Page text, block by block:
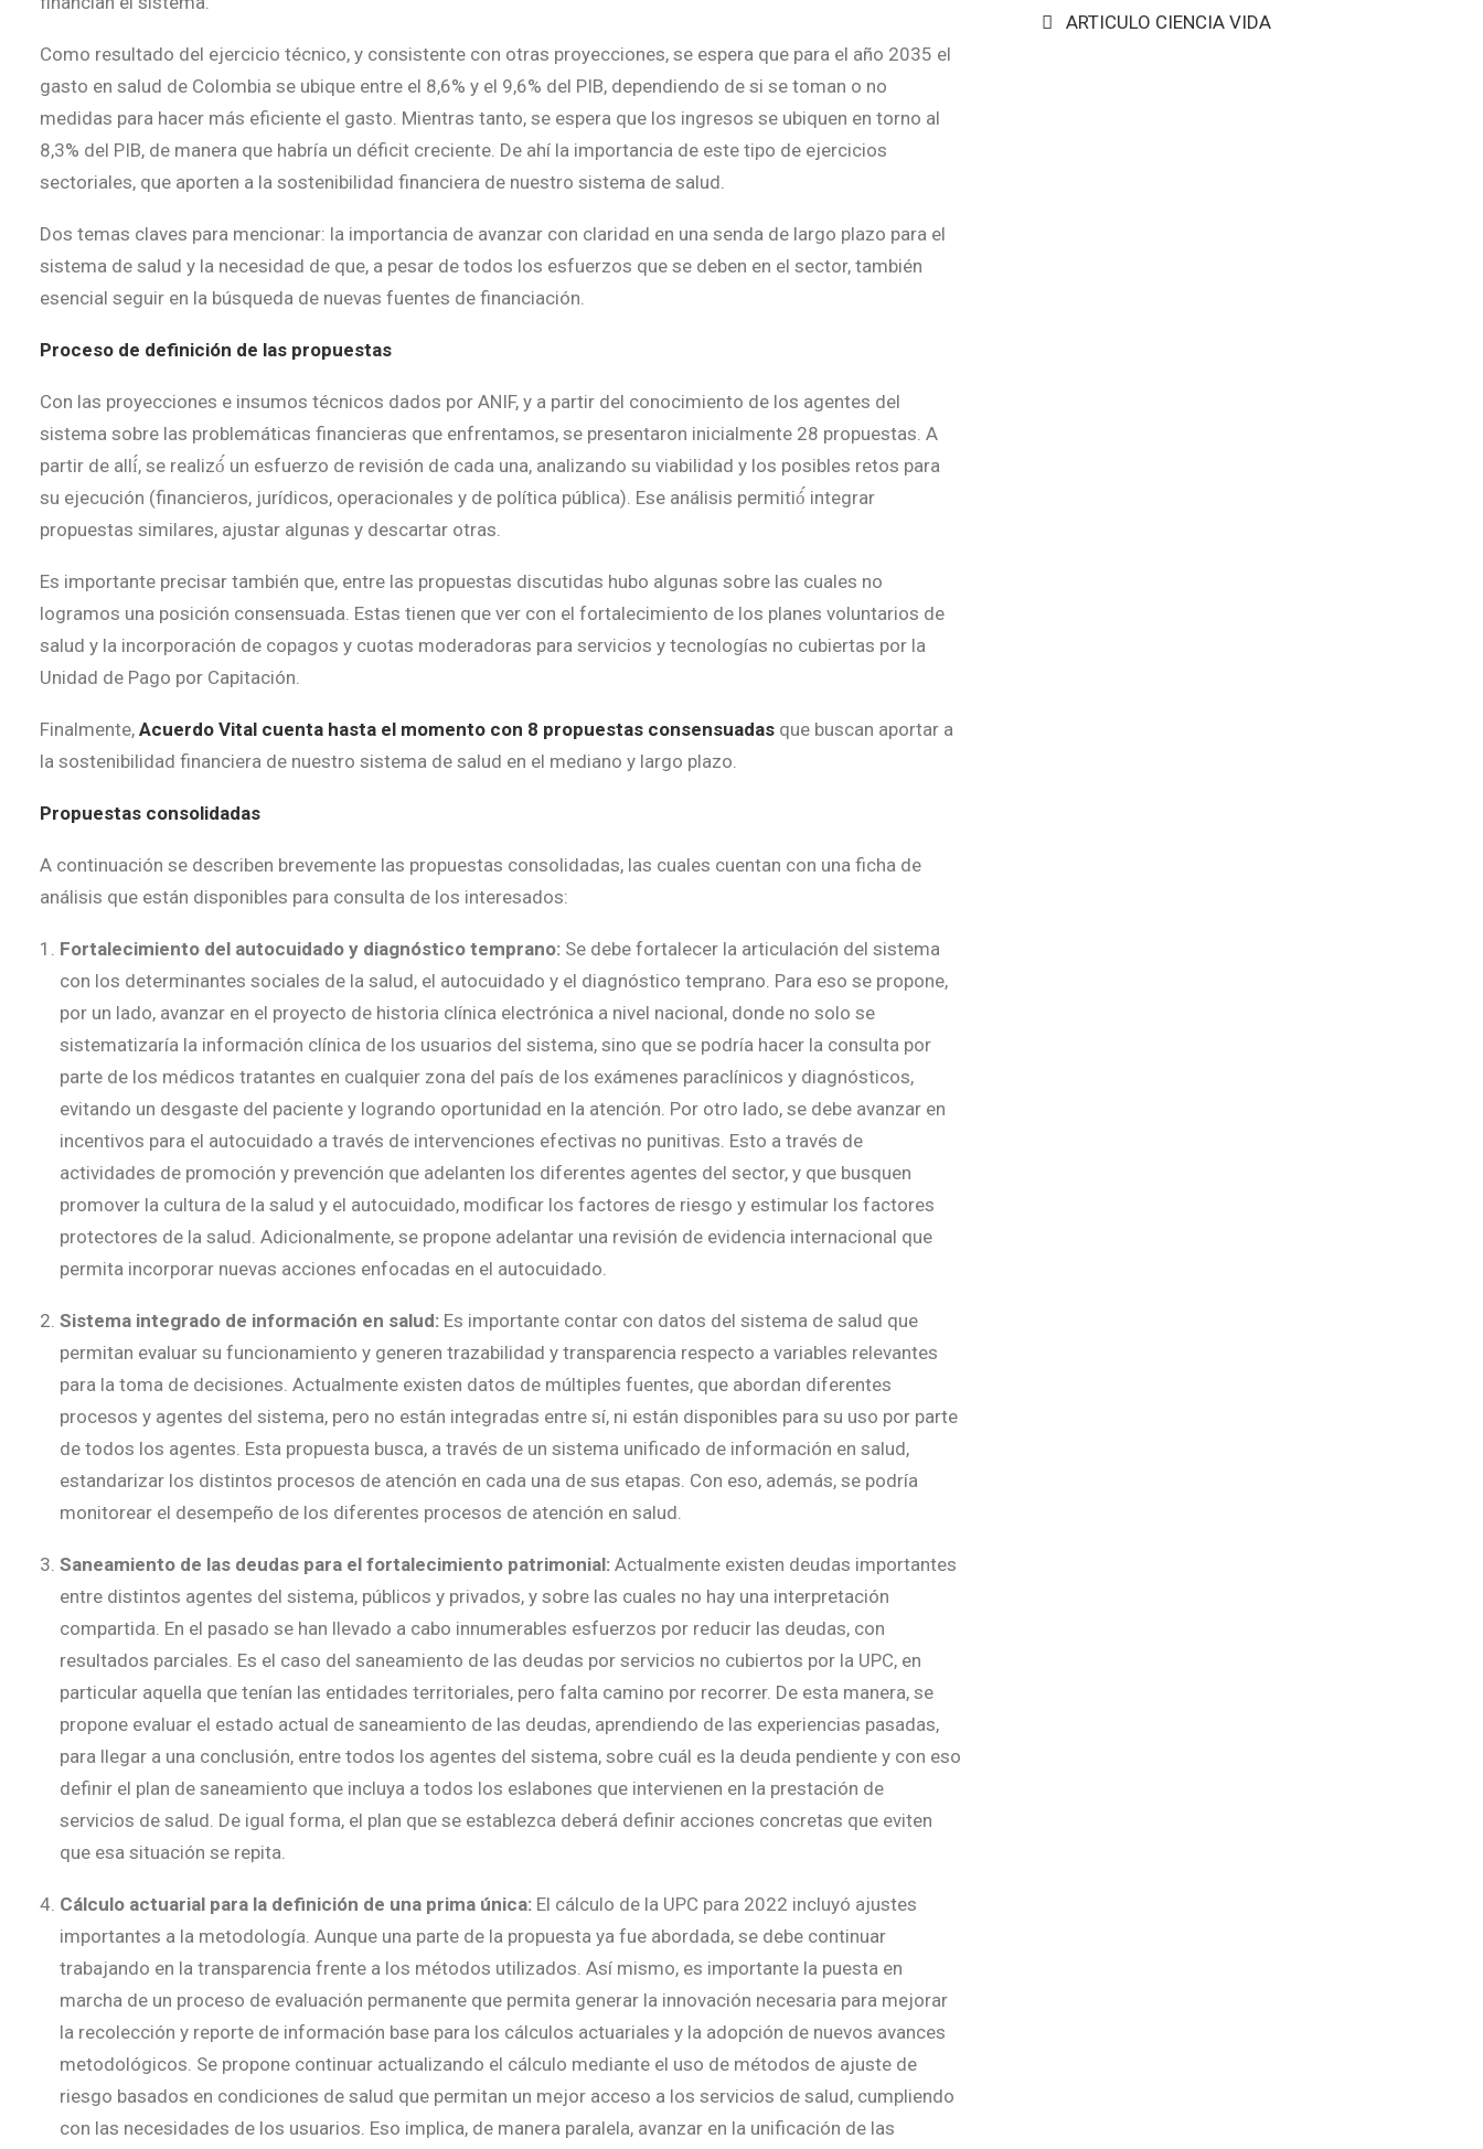
Como resultado del ejercicio técnico, y consistente con otras proyecciones, se espera que para el año 2035 el
gasto en salud de Colombia se ubique entre el 8,6% y el 9,6% del PIB, dependiendo de si se toman o no
medidas para hacer más eficiente el gasto. Mientras tanto, se espera que los ingresos se ubiquen en torno al
8,3% del PIB, de manera que habría un déficit creciente. De ahí la importancia de este tipo de ejercicios
sectoriales, que aporten a la sostenibilidad financiera de nuestro sistema de salud.
Dos temas claves para mencionar: la importancia de avanzar con claridad en una senda de largo plazo para el
sistema de salud y la necesidad de que, a pesar de todos los esfuerzos que se deben en el sector, también
esencial seguir en la búsqueda de nuevas fuentes de financiación.
Proceso de definición de las propuestas
Con las proyecciones e insumos técnicos dados por ANIF, y a partir del conocimiento de los agentes del
sistema sobre las problemáticas financieras que enfrentamos, se presentaron inicialmente 28 propuestas. A
partir de allí́, se realizó́ un esfuerzo de revisión de cada una, analizando su viabilidad y los posibles retos para
su ejecución (financieros, jurídicos, operacionales y de política pública). Ese análisis permitió́ integrar
propuestas similares, ajustar algunas y descartar otras.
Es importante precisar también que, entre las propuestas discutidas hubo algunas sobre las cuales no
logramos una posición consensuada. Estas tienen que ver con el fortalecimiento de los planes voluntarios de
salud y la incorporación de copagos y cuotas moderadoras para servicios y tecnologías no cubiertas por la
Unidad de Pago por Capitación.
Finalmente, Acuerdo Vital cuenta hasta el momento con 8 propuestas consensuadas que buscan aportar a
la sostenibilidad financiera de nuestro sistema de salud en el mediano y largo plazo.
Propuestas consolidadas
A continuación se describen brevemente las propuestas consolidadas, las cuales cuentan con una ficha de
análisis que están disponibles para consulta de los interesados:
Fortalecimiento del autocuidado y diagnóstico temprano: Se debe fortalecer la articulación del sistema
con los determinantes sociales de la salud, el autocuidado y el diagnóstico temprano. Para eso se propone,
por un lado, avanzar en el proyecto de historia clínica electrónica a nivel nacional, donde no solo se
sistematizaría la información clínica de los usuarios del sistema, sino que se podría hacer la consulta por
parte de los médicos tratantes en cualquier zona del país de los exámenes paraclínicos y diagnósticos,
evitando un desgaste del paciente y logrando oportunidad en la atención. Por otro lado, se debe avanzar en
incentivos para el autocuidado a través de intervenciones efectivas no punitivas. Esto a través de
actividades de promoción y prevención que adelanten los diferentes agentes del sector, y que busquen
promover la cultura de la salud y el autocuidado, modificar los factores de riesgo y estimular los factores
protectores de la salud. Adicionalmente, se propone adelantar una revisión de evidencia internacional que
permita incorporar nuevas acciones enfocadas en el autocuidado.
Sistema integrado de información en salud: Es importante contar con datos del sistema de salud que
permitan evaluar su funcionamiento y generen trazabilidad y transparencia respecto a variables relevantes
para la toma de decisiones. Actualmente existen datos de múltiples fuentes, que abordan diferentes
procesos y agentes del sistema, pero no están integradas entre sí, ni están disponibles para su uso por parte
de todos los agentes. Esta propuesta busca, a través de un sistema unificado de información en salud,
estandarizar los distintos procesos de atención en cada una de sus etapas. Con eso, además, se podría
monitorear el desempeño de los diferentes procesos de atención en salud.
Saneamiento de las deudas para el fortalecimiento patrimonial: Actualmente existen deudas importantes
entre distintos agentes del sistema, públicos y privados, y sobre las cuales no hay una interpretación
compartida. En el pasado se han llevado a cabo innumerables esfuerzos por reducir las deudas, con
resultados parciales. Es el caso del saneamiento de las deudas por servicios no cubiertos por la UPC, en
particular aquella que tenían las entidades territoriales, pero falta camino por recorrer. De esta manera, se
propone evaluar el estado actual de saneamiento de las deudas, aprendiendo de las experiencias pasadas,
para llegar a una conclusión, entre todos los agentes del sistema, sobre cuál es la deuda pendiente y con eso
definir el plan de saneamiento que incluya a todos los eslabones que intervienen en la prestación de
servicios de salud. De igual forma, el plan que se establezca deberá definir acciones concretas que eviten
que esa situación se repita.
Cálculo actuarial para la definición de una prima única: El cálculo de la UPC para 2022 incluyó ajustes
importantes a la metodología. Aunque una parte de la propuesta ya fue abordada, se debe continuar
trabajando en la transparencia frente a los métodos utilizados. Así mismo, es importante la puesta en
marcha de un proceso de evaluación permanente que permita generar la innovación necesaria para mejorar
la recolección y reporte de información base para los cálculos actuariales y la adopción de nuevos avances
metodológicos. Se propone continuar actualizando el cálculo mediante el uso de métodos de ajuste de
riesgo basados en condiciones de salud que permitan un mejor acceso a los servicios de salud, cumpliendo
con las necesidades de los usuarios. Eso implica, de manera paralela, avanzar en la unificación de las
ARTICULO CIENCIA VIDA